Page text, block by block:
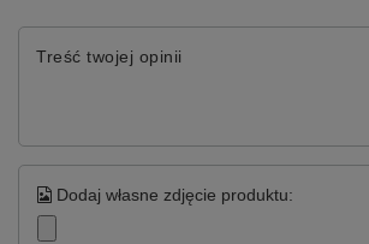
Treść twojej opinii
Dodaj własne zdjęcie produktu: